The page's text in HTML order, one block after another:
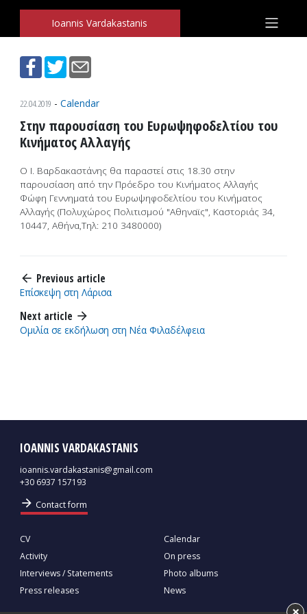
Ioannis Vardakastanis
Ioannis Vardakastanis
22.04.2019 - Calendar
Στην παρουσίαση του Ευρωψηφοδελτίου του
Κινήματος Αλλαγής
Ο Ι. Βαρδακαστάνης θα παραστεί στις 18.30 στην
παρουσίαση από την Πρόεδρο του Κινήματος Αλλαγής
Φώφη Γεννηματά του Ευρωψηφοδελτίου του Κινήματος
Αλλαγής (Πολυχώρος Πολιτισμού "Αθηναϊς", Καστοριάς 34,
10447, Αθήνα,Τηλ: 210 3480000)
arrow_back Previous article
Επίσκεψη στη Λάρισα
Next article arrow_forward
Ομιλία σε εκδήλωση στη Νέα Φιλαδέλφεια
IOANNIS VARDAKASTANIS
ioannis.vardakastanis@gmail.com
+30 6937 157193
arrow_forward Contact form
CV
Activity
Interviews / Statements
Press releases
Calendar
On press
Photo albums
News